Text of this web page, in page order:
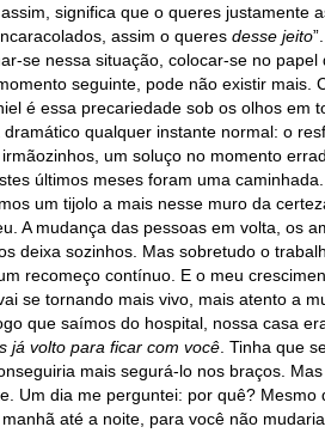
significa que o queres justamente
assim o queres desse jeito”.
se nessa situação, colocar-se no papel
seguinte, pode não existir mais.
é essa precariedade sob os olhos em
qualquer instante normal: o
um soluço no momento
últimos meses foram uma
um tijolo a mais nesse muro da
A mudança das pessoas em volta, os
deixa sozinhos. Mas sobretudo o
recomeço contínuo. E o meu
se tornando mais vivo, mais atento a
que saímos do hospital, nossa casa
já volto para ficar com você . Tinha que
mais segurá-lo nos braços.
Um dia me perguntei: por quê? Mesmo
até a noite, para você não